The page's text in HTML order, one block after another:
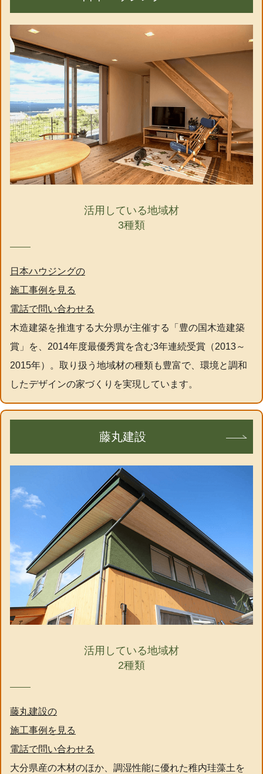
活用している地域材
3種類
日本ハウジングの
施工事例を見る
電話で問い合わせる
木造建築を推進する大分県が主催する「豊の国木造建築
賞」を、2014年度最優秀賞を含む3年連続受賞（2013～
2015年）。取り扱う地域材の種類も豊富で、環境と調和
したデザインの家づくりを実現しています。
藤丸建設
活用している地域材
2種類
藤丸建設の
施工事例を見る
電話で問い合わせる
大分県産の木材のほか、調湿性能に優れた稚内珪藻土を